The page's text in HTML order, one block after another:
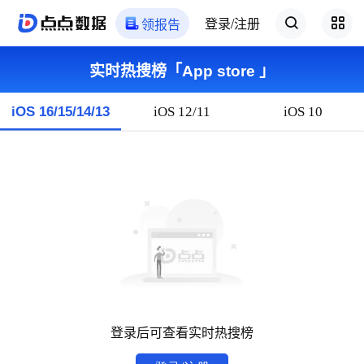
领报告 登录/注册
实时热搜榜「App store 」
iOS 16/15/14/13 iOS 12/11 iOS 10
登录后可查看实时热搜榜